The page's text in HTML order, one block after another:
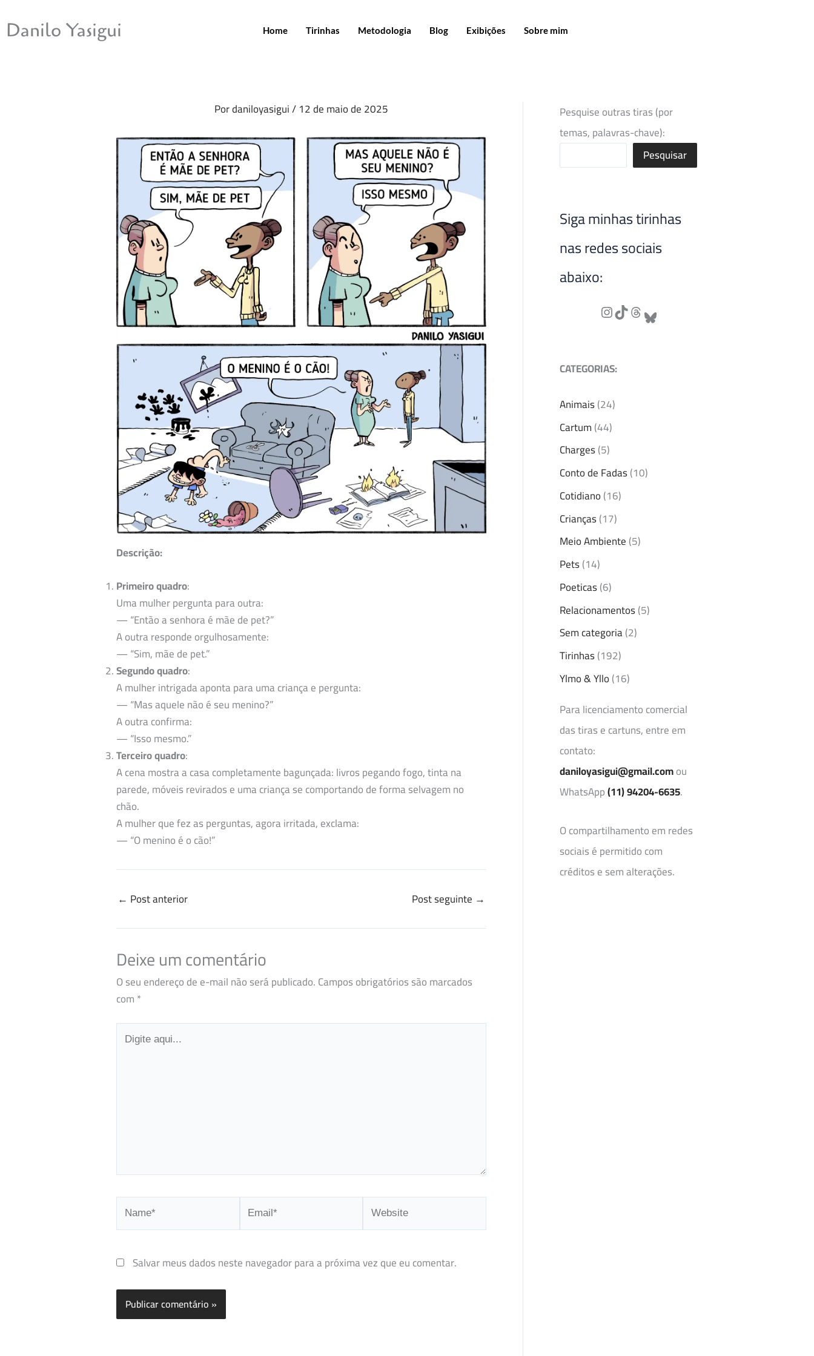
para
Danilo Yasigui Home Tirinhas Metodologia Blog Exibições Sobre mim
Pordaniloyasigui/12 de maio de 2025
Descrição:
Primeiro quadro:
Uma mulher pergunta para outra:
— “Então a senhora é mãe de pet?”
A outra responde orgulhosamente:
— “Sim, mãe de pet.”
Segundo quadro:
A mulher intrigada aponta para uma criança e pergunta:
— “Mas aquele não é seu menino?”
A outra confirma:
— “Isso mesmo.”
Terceiro quadro:
A cena mostra a casa completamente bagunçada: livros pegando fogo, tinta na
parede, móveis revirados e uma criança se comportando de forma selvagem no
chão.
A mulher que fez as perguntas, agora irritada, exclama:
— “O menino é o cão!”
← Post anterior Post seguinte →
Deixe um comentário
O seu endereço de e-mail não será publicado.Campos obrigatórios são marcados
com*
Digite
aqui...
Name* Email* Website
Salvar meus dados neste navegador para a próxima vez que eu comentar.
Pesquise outras tiras (por
temas, palavras-chave):
Pesquisar
Siga minhas tirinhas
nas redes sociais
abaixo:
CATEGORIAS:
Animais(24)
Cartum(44)
Charges(5)
Conto de Fadas(10)
Cotidiano(16)
Crianças(17)
Meio Ambiente(5)
Pets(14)
Poeticas(6)
Relacionamentos(5)
Sem categoria(2)
Tirinhas(192)
Ylmo & Yllo(16)
Para licenciamento comercial
das tiras e cartuns, entre em
contato:
daniloyasigui@gmail.comou
WhatsApp(11) 94204-6635.
O compartilhamento em redes
sociais é permitido com
créditos e sem alterações.